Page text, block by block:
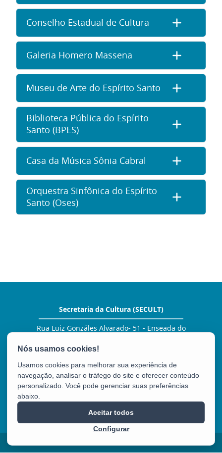
Conselho Estadual de Cultura
Galeria Homero Massena
Museu de Arte do Espírito Santo
Biblioteca Pública do Espírito
Santo (BPES)
Casa da Música Sônia Cabral
Orquestra Sinfônica do Espírito
Santo (Oses)
Secretaria da Cultura (SECULT)
Rua Luiz Gonzáles Alvarado- 51 - Enseada do
CEP: 29050-380 - Vitória / ES
E-mail:comunicacao@secult.es.gov.br
Usamos cookies para melhorar sua experiência de
navegação, analisar o tráfego do site e oferecer conteúdo
personalizado. Você pode gerenciar suas preferências
abaixo.
Configurar
Aceitar todos